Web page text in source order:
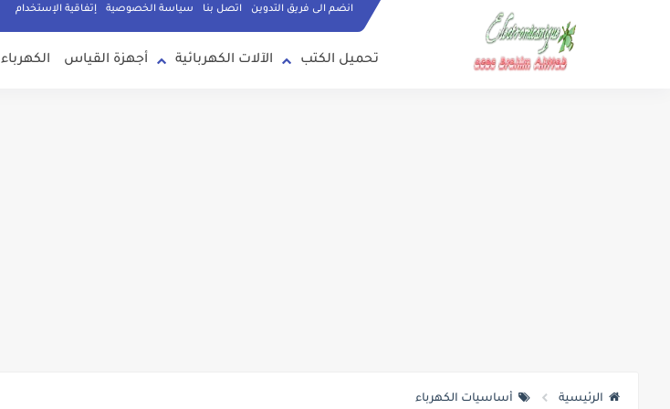
انضم الى فريق التدوين اتصل بنا سياسة الخصوصية إتفاقية الإستخدام
تحميل الكتب الآلات الكهربائية أجهزة القياس الكهرباء
الرئيسية أساسيات الكهرباء